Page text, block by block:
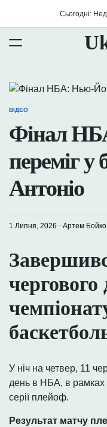
Сьогодні:
ОПУБЛІКУВАТИ
ВІДЕО
Фінал
переміг у
Антоніо
1 Липня, 2026 Артем Бойко
чергового
У ніч на четвер, 11
день в НБА, в рамках
серії плейоф.
Результат матчу